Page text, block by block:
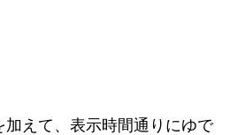
加えて、表示時間通りにゆで